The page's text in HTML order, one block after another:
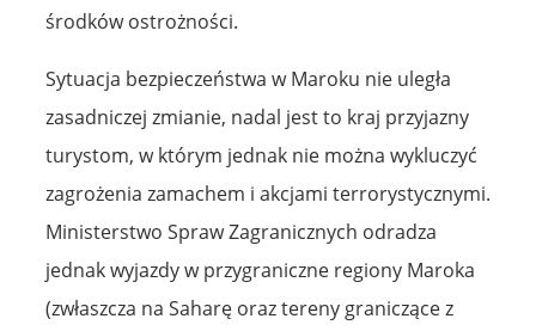
środków ostrożności.
Sytuacja bezpieczeństwa w Maroku nie uległa
zasadniczej zmianie, nadal jest to kraj przyjazny
turystom, w którym jednak nie można wykluczyć
zagrożenia zamachem i akcjami terrorystycznymi.
Ministerstwo Spraw Zagranicznych odradza
jednak wyjazdy w przygraniczne regiony Maroka
(zwłaszcza na Saharę oraz tereny graniczące z